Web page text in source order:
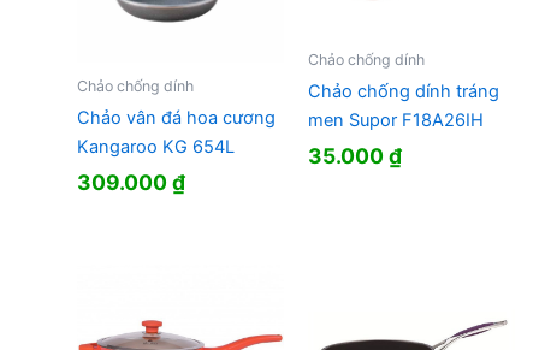
Chảo chống dính
Chảo vân đá hoa cương
Kangaroo KG 654L
309.000₫
Chảo chống dính
Chảo chống dính tráng
men Supor F18A26IH
35.000₫